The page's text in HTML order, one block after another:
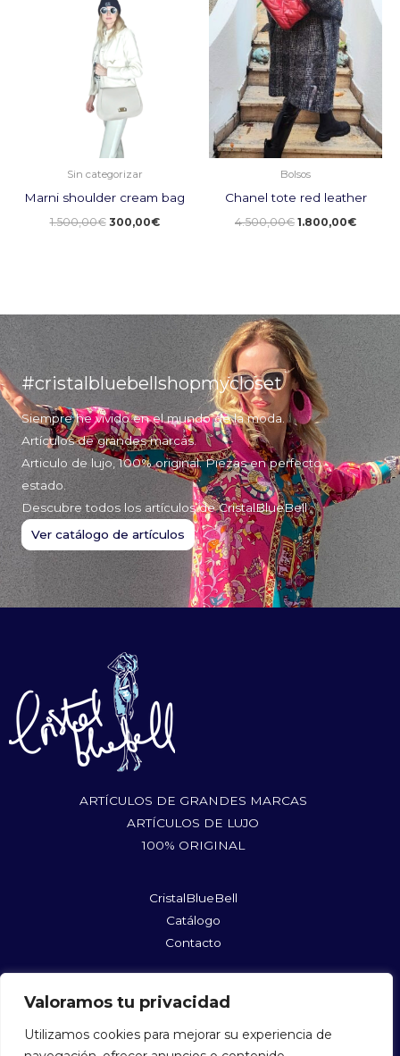
Valoramos tu privacidad
Utilizamos cookies para mejorar su experiencia de
Sin categorizar
Marni shoulder cream bag
1.500,00€
precio
original
era:
1.500,00€.
300,00€
300,00€.
Bolsos
Chanel tote red leather
4.500,00€
precio
original
era:
4.500,00€.
1.800,00€
precio
actual
#cristalbluebellshopmycloset
Siempre he vivido en el mundo de la moda.
Artículos de grandes marcas.
Articulo de lujo, 100% original. Piezas en perfecto
estado.
Descubre todos los artículos de CristalBlueBell
Ver catálogo de artículos
ARTÍCULOS DE GRANDES MARCAS
ARTÍCULOS DE LUJO
100% ORIGINAL
CristalBlueBell
Catálogo
Contacto
@cristalbluebellshopmycloset